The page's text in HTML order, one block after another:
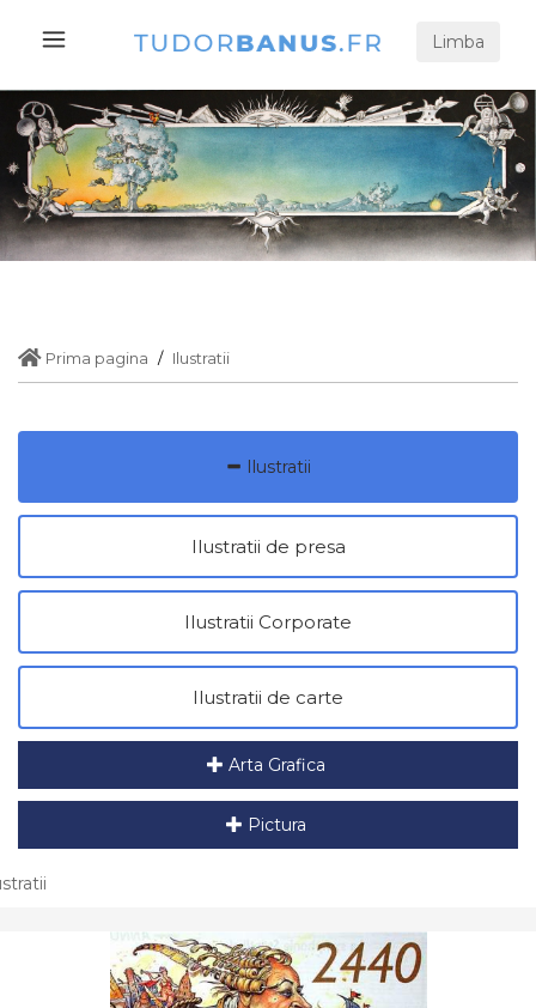
Limba
Prima pagina Ilustratii
Ilustratii
Ilustratii de presa
Ilustratii Corporate
Ilustratii de carte
Arta Grafica
Pictura